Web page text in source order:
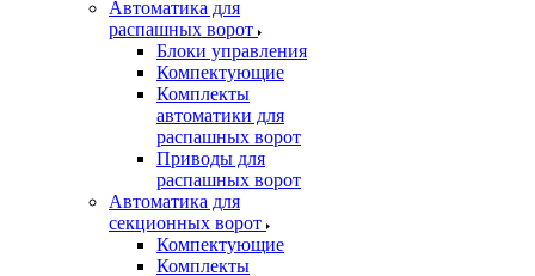
Автоматика для
распашных ворот
Блоки управления
Компектующие
Комплекты
автоматики для
распашных ворот
Приводы для
распашных ворот
Автоматика для
секционных ворот
Компектующие
Комплекты